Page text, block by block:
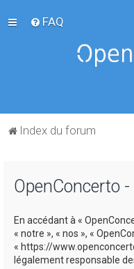
FAQ
Index du forum
OpenConcerto
En accédant à «
« notre », « nos », «
« https://
légalement responsable